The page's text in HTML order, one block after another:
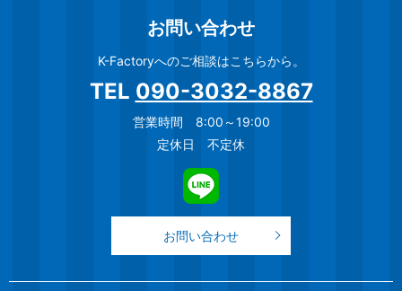
お問い合わせ
K-Factoryへのご相談はこちらから。
TEL 090-3032-8867
営業時間 8:00～19:00
定休日 不定休
お問い合わせ